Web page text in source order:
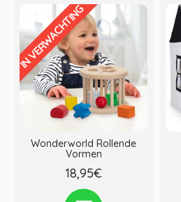
IN VERWACHTING
Wonderworld Rollende
Vormen
18,95€